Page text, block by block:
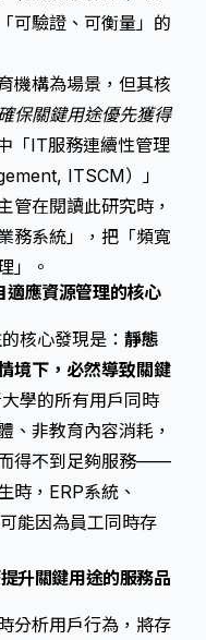
可驗證、可衡量」的
機構為場景，但其核
保關鍵用途優先獲得
IT服務連續性管理
ITSCM）」
管在閱讀此研究時，
務系統」，把「頻寬
」。
適應資源管理的核心
核心發現是： 靜態
境下，必然導致關鍵
學的所有用戶同時
、非教育內容消耗，
得不到足夠服務——
時，ERP系統、
能因為員工同時存
升關鍵用途的服務品
分析用戶行為，將存